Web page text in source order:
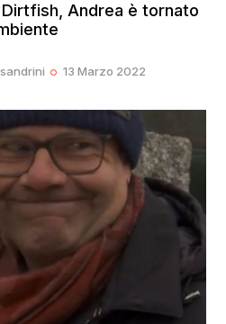
Andrea è tornato
13 Marzo 2022